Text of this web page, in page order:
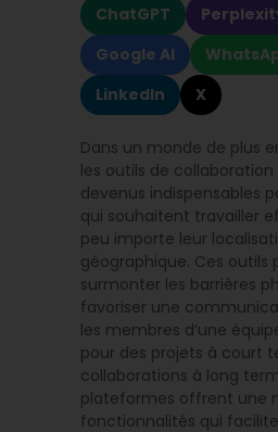
ChatGPT
Google AI
LinkedIn
X
Dans un monde de plus
les outils de
devenus indispensables
qui souhaitent travailler
peu importe leur
géographique. Ces
surmonter les barrières
favoriser une
les membres d’une
pour des projets à court
collaborations à long
plateformes offrent une
fonctionnalités qui